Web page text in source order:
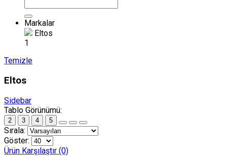
Markalar
Eltos
1
Temizle
Eltos
Sidebar
Tablo Görünümü:
2 3 4 5
Sırala:
Göster:
Ürün Karşılaştır (0)